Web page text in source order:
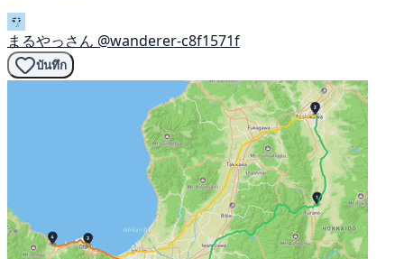
まるやっさん @wanderer-c8f1571f
บันทึก